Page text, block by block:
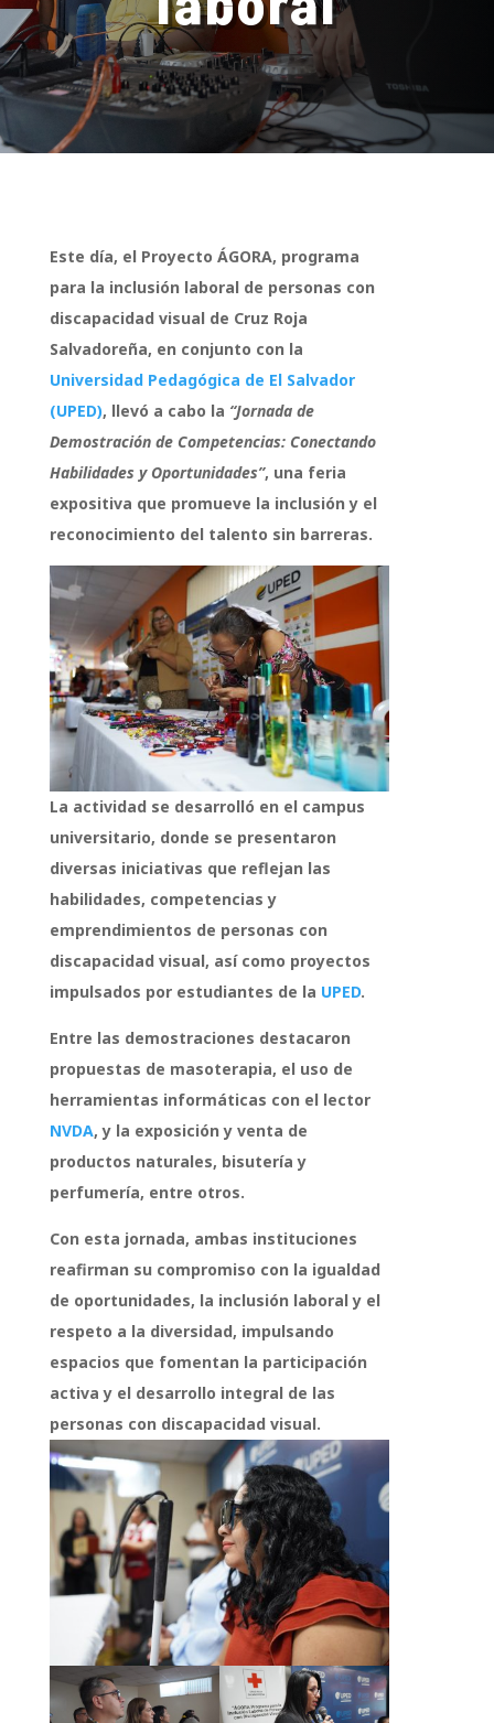
Este día, el Proyecto ÁGORA, programa
para la inclusión laboral de personas con
discapacidad visual de Cruz Roja
Salvadoreña, en conjunto con la
Universidad Pedagógica de El Salvador
(UPED), llevó a cabo la “Jornada de
Demostración de Competencias: Conectando
Habilidades y Oportunidades”, una feria
expositiva que promueve la inclusión y el
reconocimiento del talento sin barreras.
La actividad se desarrolló en el campus
universitario, donde se presentaron
diversas iniciativas que reflejan las
habilidades, competencias y
emprendimientos de personas con
discapacidad visual, así como proyectos
impulsados por estudiantes de la UPED.
Entre las demostraciones destacaron
propuestas de masoterapia, el uso de
herramientas informáticas con el lector
NVDA, y la exposición y venta de
productos naturales, bisutería y
perfumería, entre otros.
Con esta jornada, ambas instituciones
reafirman su compromiso con la igualdad
de oportunidades, la inclusión laboral y el
respeto a la diversidad, impulsando
espacios que fomentan la participación
activa y el desarrollo integral de las
personas con discapacidad visual.